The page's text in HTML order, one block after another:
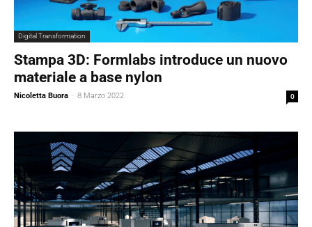
Digital Transformation
Stampa 3D: Formlabs introduce un nuovo
materiale a base nylon
Nicoletta Buora - 8 Marzo 2022 0